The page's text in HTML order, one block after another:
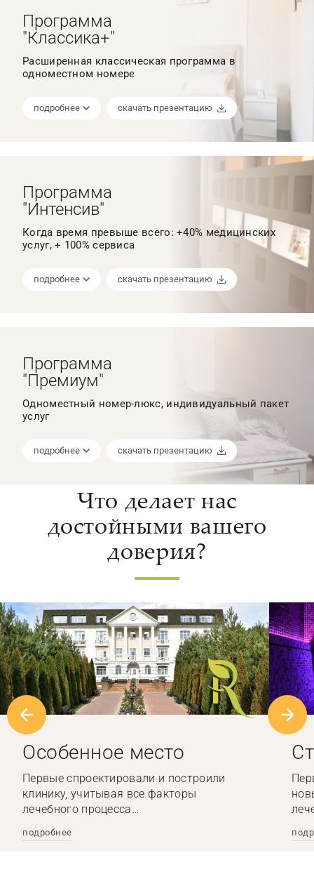
Программа
"Классика+"
Расширенная классическая программа в
одноместном номере
подробнее скачать презентацию
Программа
"Интенсив"
Когда время превыше всего: +40% медицинских
услуг, + 100% сервиса
подробнее скачать презентацию
Программа
"Премиум"
Одноместный номер-люкс, индивидуальный пакет
услуг
подробнее скачать презентацию
Что делает нас
достойными вашего
доверия?
Особенное место
Первые спроектировали и построили
клинику, учитывая все факторы
лечебного процесса…
подробнее